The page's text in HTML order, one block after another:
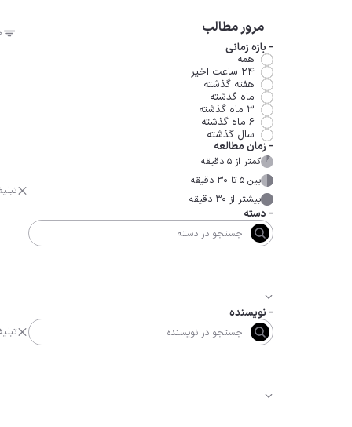
مرور مطالب
- بازه زمانی
همه
۲۴ ساعت اخیر
هفته گذشته
ماه گذشته
۳ ماه گذشته
۶ ماه گذشته
سال گذشته
- زمان مطالعه
کمتر از ۵ دقیقه
بین ۵ تا ۳۰ دقیقه
بیشتر از ۳۰ دقیقه
- دسته
- نویسنده